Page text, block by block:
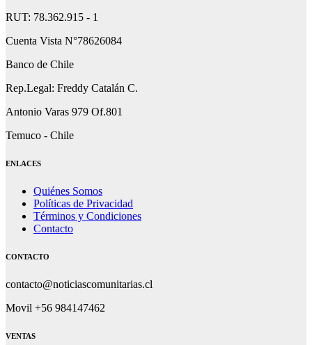
RUT: 78.362.915 - 1
Cuenta Vista N°78626084
Banco de Chile
Rep.Legal: Freddy Catalán C.
Antonio Varas 979 Of.801
Temuco - Chile
ENLACES
Quiénes Somos
Políticas de Privacidad
Términos y Condiciones
Contacto
CONTACTO
contacto@noticiascomunitarias.cl
Movil +56 984147462
VENTAS